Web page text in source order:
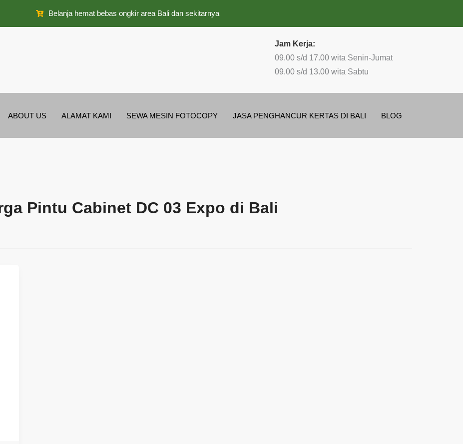
Belanja hemat bebas ongkir area Bali dan sekitarnya
Jam Kerja:
09.00 s/d 17.00 wita Senin-Jumat
09.00 s/d 13.00 wita Sabtu
ABOUT US ALAMAT KAMI SEWA MESIN FOTOCOPY JASA PENGHANCUR KERTAS DI BALI BLOG
Pintu Cabinet DC 03 Expo di Bali